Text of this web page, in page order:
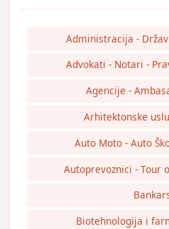
Administracija -
Advokati - Notari -
Agencije -
Arhitektonske
Auto Moto - Auto
Autoprevoznici - Tour
Biotehnologija i